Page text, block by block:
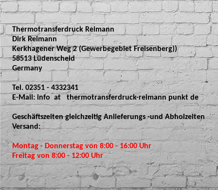
Thermotransferdruck Reimann
Dirk Reimann
Kerkhagener Weg 2 (Gewerbegebiet Freisenberg))
58513 Lüdenscheid
Germany
Tel. 02351 - 4332341
E-Mail: info at thermotransferdruck-reimann punkt de
Geschäftszeiten gleichzeitig Anlieferungs -und Abholzeiten
Versand:
Montag - Donnerstag von 8:00 - 16:00 Uhr
Freitag von 8:00 - 12:00 Uhr